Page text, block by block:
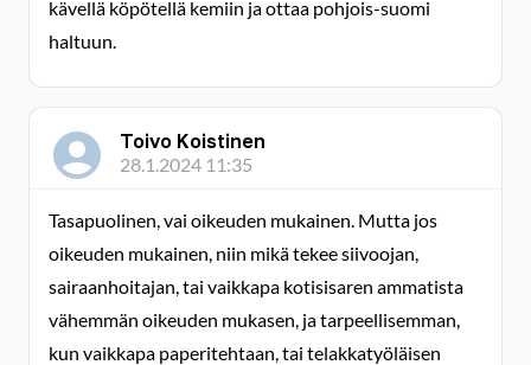
kävellä köpötellä kemiin ja ottaa pohjois-suomi
haltuun.
Toivo Koistinen
28.1.2024 11:35
Tasapuolinen, vai oikeuden mukainen. Mutta jos
oikeuden mukainen, niin mikä tekee siivoojan,
sairaanhoitajan, tai vaikkapa kotisisaren ammatista
vähemmän oikeuden mukasen, ja tarpeellisemman,
kun vaikkapa paperitehtaan, tai telakkatyöläisen